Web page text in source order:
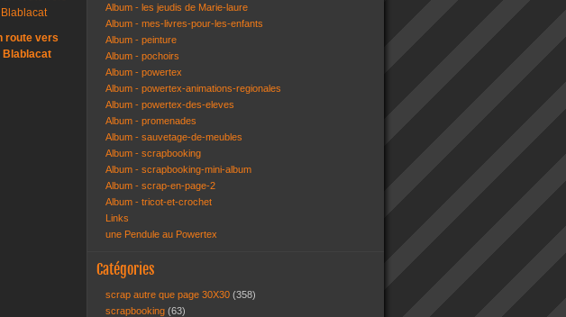
route vers
Blablacat
Album - les jeudis de Marie-laure
Album - mes-livres-pour-les-enfants
Album - peinture
Album - pochoirs
Album - powertex
Album - powertex-animations-regionales
Album - powertex-des-eleves
Album - promenades
Album - sauvetage-de-meubles
Album - scrapbooking
Album - scrapbooking-mini-album
Album - scrap-en-page-2
Album - tricot-et-crochet
Links
une Pendule au Powertex
Catégories
scrap autre que page 30X30 (358)
scrapbooking (63)